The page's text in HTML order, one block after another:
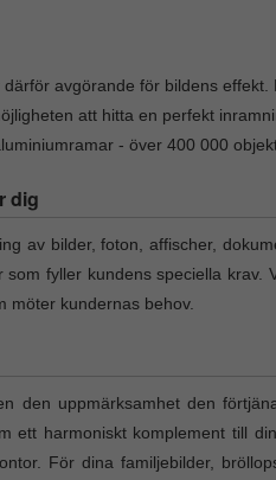
avgörande för bildens
att hitta en perfekt
- över 400 000
dig
av bilder, foton, affischer,
fyller kundens speciella
möter kundernas behov.
uppmärksamhet den
ett harmoniskt komplement till
För dina familjebilder,